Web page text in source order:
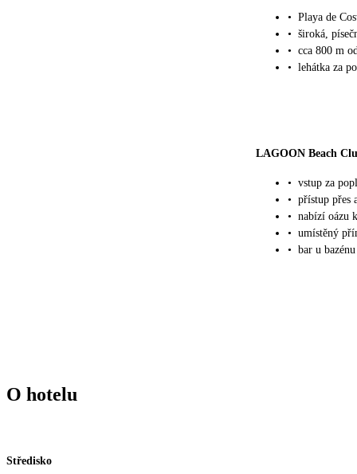
• Playa de
• široká,
• cca 800 m
• lehátka za
LAGOON Beach
• vstup za
• přístup přes
• nabízí oázu
• umístěný
• bar u
O hotelu
Středisko